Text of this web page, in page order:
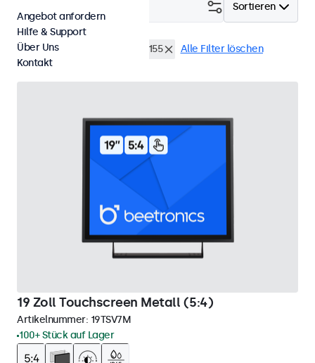
Sortieren
19 Zoll Touchscreens EN50155 Alle Filter löschen
19 Zoll Touchscreen Metall (5:4)
Artikelnummer: 19TSV7M
100+ Stück auf Lager
Angebot anfordern
Hilfe & Support
Über Uns
Kontakt